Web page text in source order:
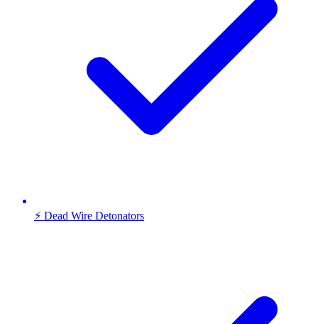
⚡ Dead Wire Detonators